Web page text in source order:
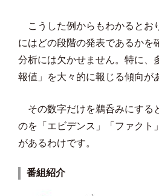
こうした例からもわかるとお
にはどの段階の発表であるかを
分析には欠かせません。特に、
報値」を大々的に報じる傾向が
その数字だけを鵜呑みにする
のを「エビデンス」「ファクト
があるわけです。
番組紹介